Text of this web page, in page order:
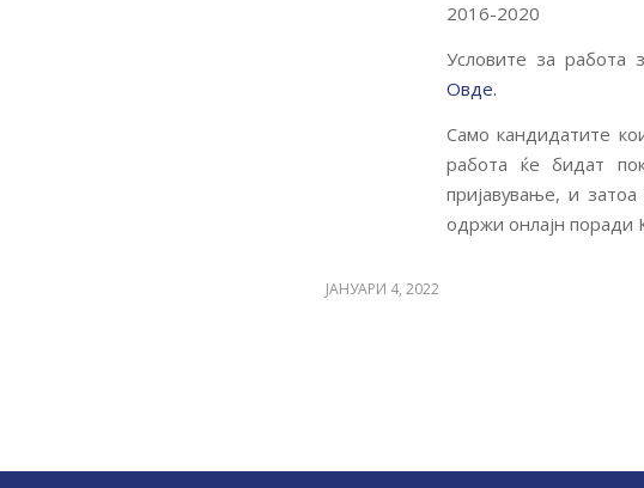
2016-2020
Условите за работа
Овде.
Само кандидатите
работа ќе бидат
пријавување, и
одржи онлајн поради
ЈАНУАРИ 4, 2022